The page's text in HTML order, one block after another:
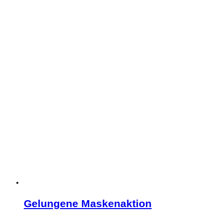
Gelungene Maskenaktion